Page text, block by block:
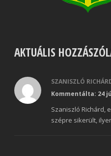
AKTUÁLIS
SZANISZLÓ
Kommentálta: 24
Szaniszló Richárd,
szépre sikerült,